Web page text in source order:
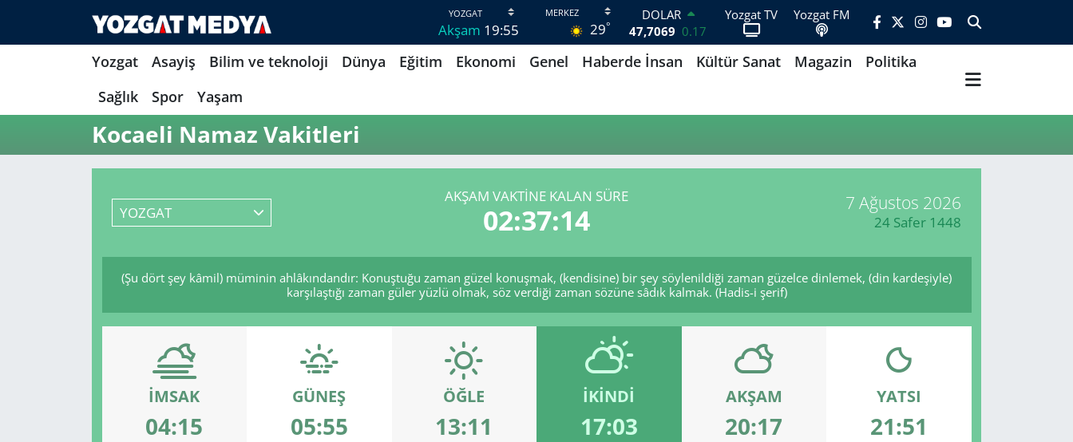
Akşam 19:55 29°
DOLAR
47,7069 0.17
EURO
55,0265
0.01
GRAM ALTIN
13.887 64
65.130,04
Yozgat TV Yozgat FM
Yozgat Asayiş Bilim ve teknoloji Dünya Eğitim Ekonomi Genel Haberde İnsan Kültür Sanat Magazin
Politika
Sağlık
Spor Yaşam
Kocaeli Namaz Vakitleri
YOZGAT
AKŞAM VAKTINE KALAN SÜRE
02:37:14 7 Ağustos 2026
24 Safer 1448
(Şu dört şey kâmil) müminin ahlâkındandır: Konuştuğu zaman güzel konuşmak, (kendisine) bir şey söylenildiği zaman güzelce dinlemek, (din kardeşiyle)
karşılaştığı zaman güler yüzlü olmak, söz verdiği zaman sözüne sâdık kalmak. (Hadis-i şerif)
İMSAK
04:15
GÜNEŞ
05:55
ÖĞLE
13:11
İKINDI
17:03
AKŞAM
20:17
YATSI
21:51